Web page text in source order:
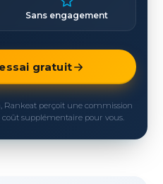
Sans engagement
gratuit
Rankeat perçoit une commission
supplémentaire pour vous.